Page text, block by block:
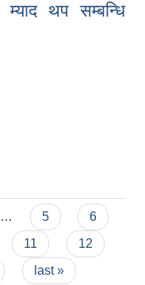
म्याद थप सम्बन्धि
… 5
6
11
12
last »